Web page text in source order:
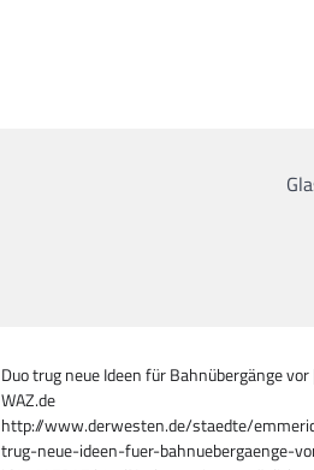
Duo trug neue Ideen für Bahnübergänge vor
WAZ.de
http://www.derwesten.de/staedte/
trug-neue-ideen-fuer-bahnuebergaenge-